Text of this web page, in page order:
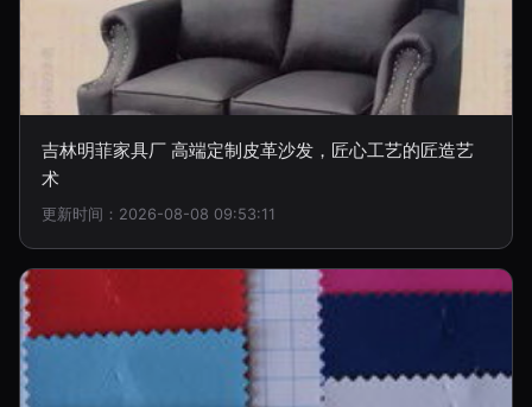
吉林明菲家具厂 高端定制皮革沙发，匠心工艺的匠造艺
术
更新时间：2026-08-08 09:53:11